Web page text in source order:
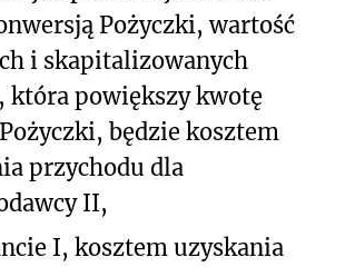
Pożyczki, wartość
i skapitalizowanych
która powiększy kwotę
będzie kosztem
przychodu dla
II,
I, kosztem uzyskania